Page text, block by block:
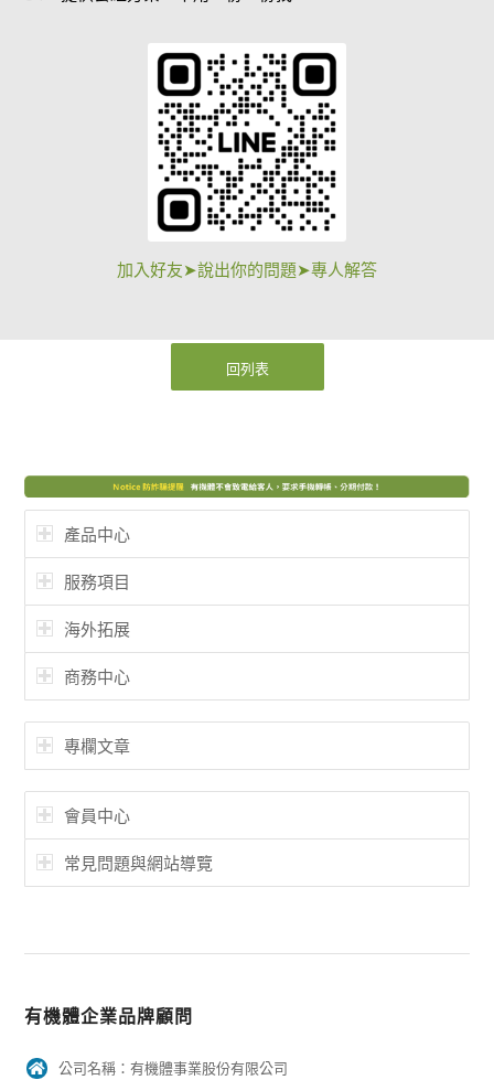
加入好友➤說出你的問題➤專人解答
回列表
產品中心
服務項目
海外拓展
商務中心
專欄文章
會員中心
常見問題與網站導覽
有機體企業品牌顧問
公司名稱：有機體事業股份有限公司